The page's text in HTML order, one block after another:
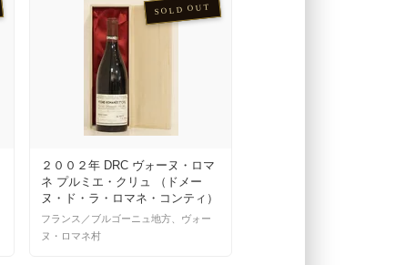
SOLD OUT
２００２年 DRC ヴォーヌ・ロマ
ネ プルミエ・クリュ （ドメー
ヌ・ド・ラ・ロマネ・コンティ）
フランス／ブルゴーニュ地方、ヴォー
ヌ・ロマネ村